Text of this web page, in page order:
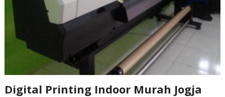
Digital Printing Indoor Murah Jogja